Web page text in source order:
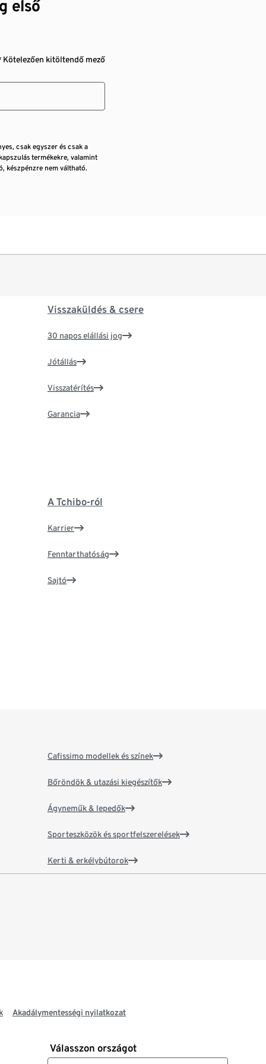
első
Kötelezően kitöltendő mező
csak egyszer és csak a
termékekre, valamint
készpénzre nem váltható.
Visszaküldés & csere
30 napos elállási jog
Jótállás
Visszatérítés
Garancia
A Tchibo-ról
Karrier
Fenntarthatóság
Sajtó
Cafissimo modellek és színek
Bőröndök & utazási kiegészítők
Ágyneműk & lepedők
Sporteszközök és sportfelszerelések
Kerti & erkélybútorok
Akadálymentességi nyilatkozat
Válasszon országot